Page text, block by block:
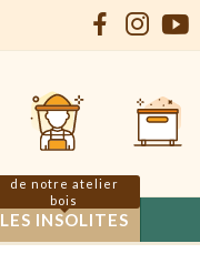
LES INSOLITES
de notre atelier
bois